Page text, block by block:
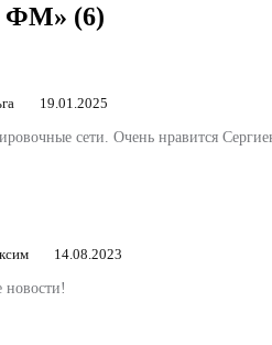
ФМ» (6)
19.01.2025
сети. Очень нравится
14.08.2023
новости!